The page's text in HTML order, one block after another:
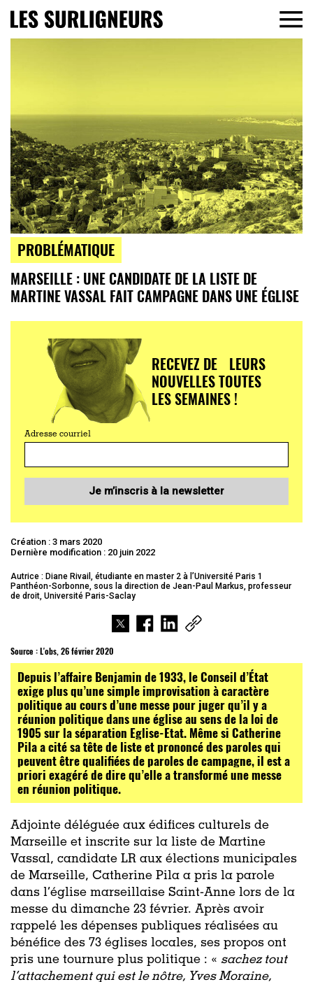
PROBLÉMATIQUE
MARSEILLE : UNE CANDIDATE DE LA LISTE DE
MARTINE VASSAL FAIT CAMPAGNE DANS UNE ÉGLISE
RECEVEZ DE LEURS
NOUVELLES TOUTES
LES SEMAINES !
Adresse courriel
Je m’inscris à la newsletter
Création : 3 mars 2020
Dernière modification : 20 juin 2022
Autrice : Diane Rivail, étudiante en master 2 à l’Université Paris 1
Panthéon-Sorbonne, sous la direction de Jean-Paul Markus, professeur
de droit, Université Paris-Saclay
Source :L'obs, 26 février 2020
Depuis l’affaire Benjamin de 1933, le Conseil d’État
exige plus qu’une simple improvisation à caractère
politique au cours d’une messe pour juger qu’il y a
réunion politique dans une église au sens de la loi de
1905 sur la séparation Eglise-Etat. Même si Catherine
Pila a cité sa tête de liste et prononcé des paroles qui
peuvent être qualifiées de paroles de campagne, il est a
priori exagéré de dire qu’elle a transformé une messe
en réunion politique.
Adjointe déléguée aux édifices culturels de
Marseille et inscrite sur la liste de Martine
Vassal, candidate LR aux élections municipales
de Marseille, Catherine Pila a pris la parole
dans l’église marseillaise Saint-Anne lors de la
messe du dimanche 23 février. Après avoir
rappelé les dépenses publiques réalisées au
bénéfice des 73 églises locales, ses propos ont
pris une tournure plus politique : « sachez tout
l’attachement qui est le nôtre, Yves Moraine,